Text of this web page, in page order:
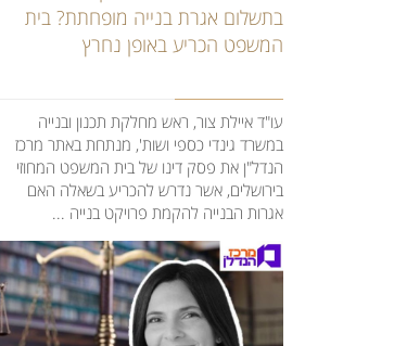
בתשלום אגרת בנייה מופחתת? בית
המשפט הכריע באופן נחרץ
עו"ד איילת צור, ראש מחלקת תכנון ובנייה
במשרד גינדי כספי ושות', מנתחת באתר מרכז
הנדל"ן את פסק דינו של בית המשפט המחוזי
בירושלים, אשר נדרש להכריע בשאלה האם
אגרות הבנייה להקמת פרויקט בנייה ...